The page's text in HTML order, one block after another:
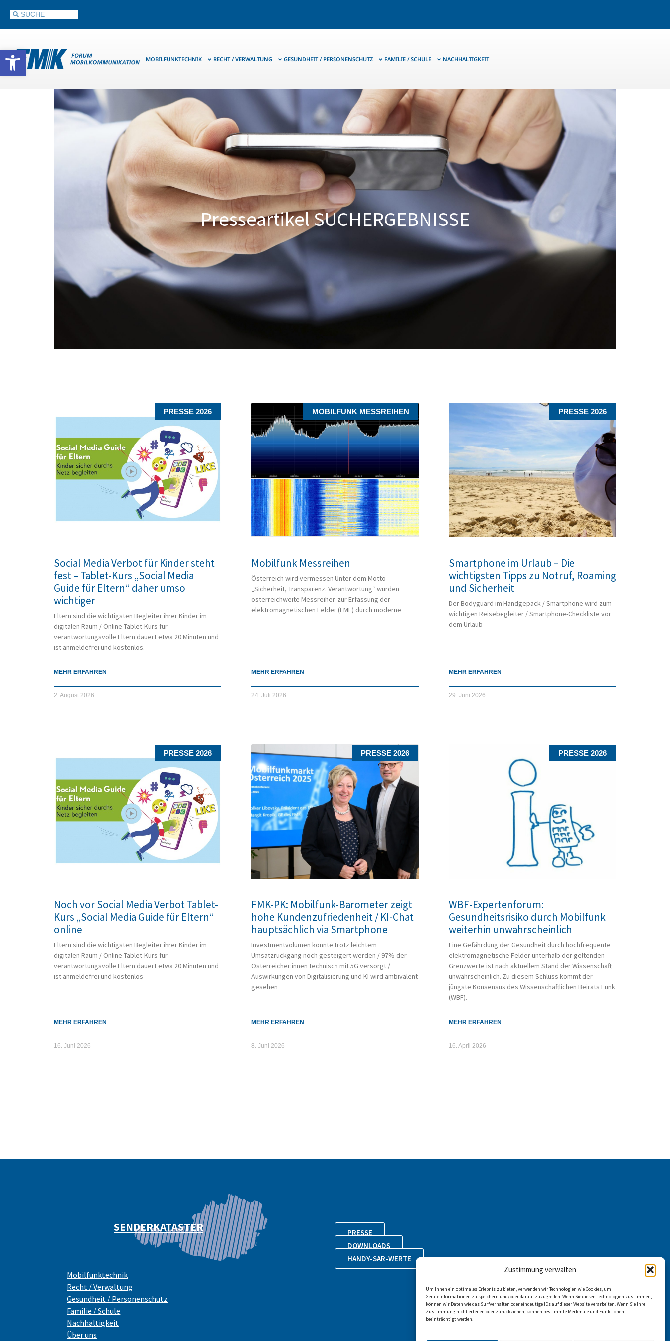
Werkzeugleiste öffnen
Zustimmung verwalten
Um Ihnen ein optimales Erlebnis zu bieten, verwenden wir Technologien wie Cookies, um
Geräteinformationen zu speichern und/oder darauf zuzugreifen. Wenn Sie diesen Technologien zustimmen,
können wir Daten wie das Surfverhalten oder eindeutige IDs auf dieser Website verarbeiten. Wenn Sie Ihre
Zustimmung nicht erteilen oder zurückziehen, können bestimmte Merkmale und Funktionen
beeinträchtigt werden.
MOBILFUNKTECHNIK RECHT / VERWALTUNG GESUNDHEIT / PERSONENSCHUTZ FAMILIE / SCHULE NACHHALTIGKEIT
Presseartikel SUCHERGEBNISSE
PRESSE 2026
Social Media Verbot für Kinder steht
fest – Tablet-Kurs „Social Media
Guide für Eltern“ daher umso
wichtiger
Eltern sind die wichtigsten Begleiter ihrer Kinder im
digitalen Raum / Online Tablet-Kurs für
verantwortungsvolle Eltern dauert etwa 20 Minuten und
ist anmeldefrei und kostenlos.
MEHR ERFAHREN
2. August 2026
MOBILFUNK MESSREIHEN
Mobilfunk Messreihen
Österreich wird vermessen Unter dem Motto
„Sicherheit, Transparenz. Verantwortung“ wurden
österreichweite Messreihen zur Erfassung der
elektromagnetischen Felder (EMF) durch moderne
MEHR ERFAHREN
24. Juli 2026
PRESSE 2026
Smartphone im Urlaub – Die
wichtigsten Tipps zu Notruf, Roaming
und Sicherheit
Der Bodyguard im Handgepäck / Smartphone wird zum
wichtigen Reisebegleiter / Smartphone-Checkliste vor
dem Urlaub
MEHR ERFAHREN
29. Juni 2026
PRESSE 2026
Noch vor Social Media Verbot Tablet-
Kurs „Social Media Guide für Eltern“
online
Eltern sind die wichtigsten Begleiter ihrer Kinder im
digitalen Raum / Online Tablet-Kurs für
verantwortungsvolle Eltern dauert etwa 20 Minuten und
ist anmeldefrei und kostenlos
MEHR ERFAHREN
16. Juni 2026
PRESSE 2026
FMK-PK: Mobilfunk-Barometer zeigt
hohe Kundenzufriedenheit / KI-Chat
hauptsächlich via Smartphone
Investmentvolumen konnte trotz leichtem
Umsatzrückgang noch gesteigert werden / 97% der
Österreicher:innen technisch mit 5G versorgt /
Auswirkungen von Digitalisierung und KI wird ambivalent
gesehen
MEHR ERFAHREN
8. Juni 2026
PRESSE 2026
WBF-Expertenforum:
Gesundheitsrisiko durch Mobilfunk
weiterhin unwahrscheinlich
Eine Gefährdung der Gesundheit durch hochfrequente
elektromagnetische Felder unterhalb der geltenden
Grenzwerte ist nach aktuellem Stand der Wissenschaft
unwahrscheinlich. Zu diesem Schluss kommt der
jüngste Konsensus des Wissenschaftlichen Beirats Funk
(WBF).
MEHR ERFAHREN
16. April 2026
SENDERKATASTER
PRESSE
DOWNLOADS
HANDY-SAR-WERTE
Mobilfunktechnik
Recht / Verwaltung
Gesundheit / Personenschutz
Familie / Schule
Nachhaltigkeit
Über uns